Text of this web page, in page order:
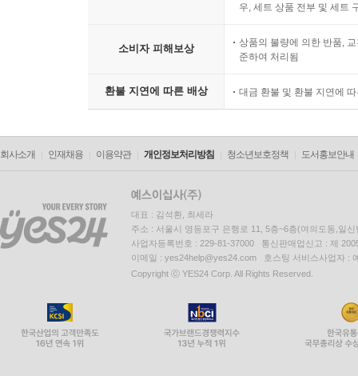
우, 세트 상품 전부 및 세트
소비자 피해보상
상품의 불량에 의한 반품,
준하여 처리됨
환불 지연에 따른 배상 대금 환불 및 환불 지연에
회사소개 인재채용 이용약관 개인정보처리방침 청소년보호정책 도서홍보안내
대표 : 김석환, 최세라
주소 : 서울시 영등포구 은행로 11, 5층~6층(여의도동,일신
사업자등록번호 : 229-81-37000 통신판매업신고 : 제
이메일 : yes24help@yes24.com 호스팅 서비스사업자 :
Copyright ⓒ YES24 Corp. All Rights Reserved.